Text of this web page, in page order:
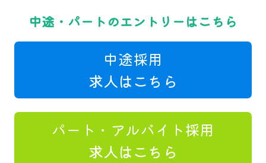
中途・パートのエントリーはこちら
中途採用
求人はこちら
パート・アルバイト採用
求人はこちら